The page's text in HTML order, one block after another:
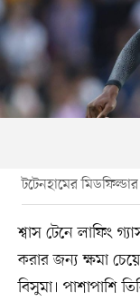
টটেনহামের
শ্বাস টেনে লাফিং
করার জন্য ক্ষমা
বিসুমা। পাশাপাশি